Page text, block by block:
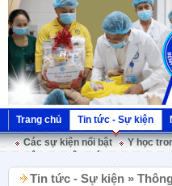
Trang chủ Tin tức - Sự kiện
Các sự kiện nổi bật
Y học
Tin tức - Sự kiện »